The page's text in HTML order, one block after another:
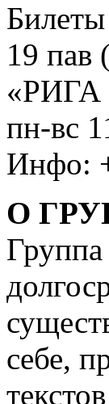
19 пав
«РИГА
пн-вс
Инфо:
О
себе,